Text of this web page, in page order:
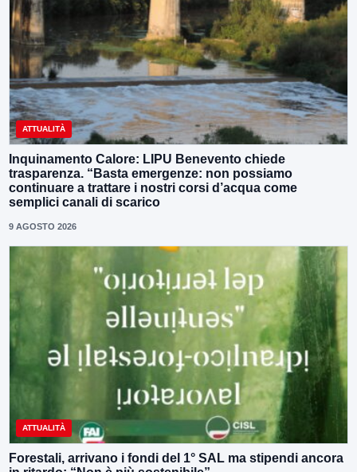
ATTUALITÀ
Inquinamento Calore: LIPU Benevento chiede
trasparenza. “Basta emergenze: non possiamo
continuare a trattare i nostri corsi d’acqua come
semplici canali di scarico
9 AGOSTO 2026
ATTUALITÀ
Forestali, arrivano i fondi del 1° SAL ma stipendi ancora